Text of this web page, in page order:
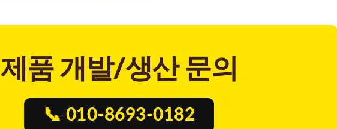
제품 개발/생산 문의
📞 010-8693-0182